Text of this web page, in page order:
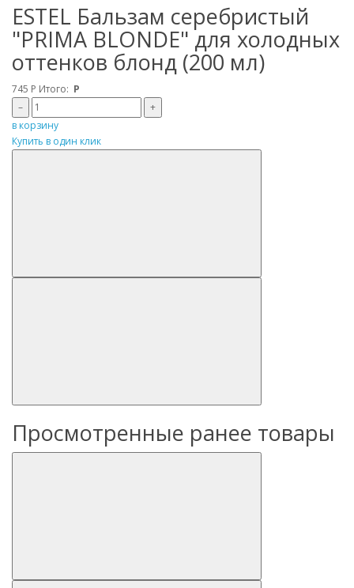
ESTEL Бальзам серебристый
"PRIMA BLONDE" для холодных
оттенков блонд (200 мл)
745 Р Итого: Р
–
+
в корзину
Купить в один клик
Просмотренные ранее товары